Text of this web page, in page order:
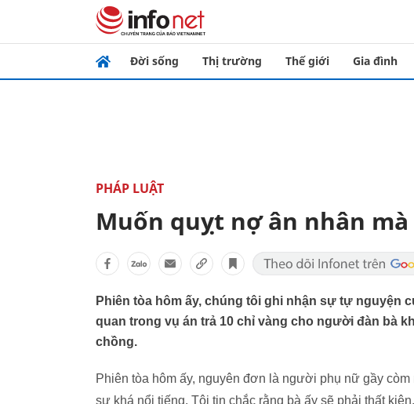
Đời sống Thị trường Thế giới Gia đình
PHÁP LUẬT
Muốn quỵt nợ ân nhân
Phiên tòa hôm ấy, chúng tôi ghi nhận sự tự nguyện
quan trong vụ án trả 10 chỉ vàng cho người đàn bà
chồng.
Phiên tòa hôm ấy, nguyên đơn là người phụ nữ gầy
sư khá nổi tiếng. Tôi tin chắc rằng bà ấy sẽ phải thất